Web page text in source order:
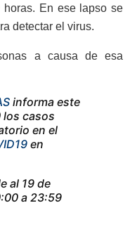
En ese lapso se
detectar el virus.
a causa de esa
informa este
los casos
en el
en
al 19 de
a 23:59